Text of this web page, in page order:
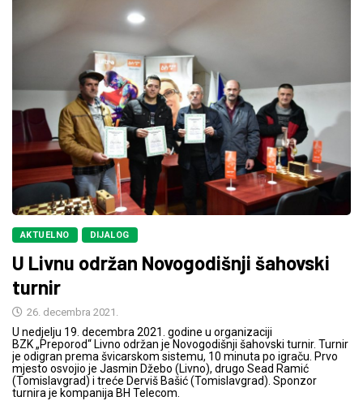
AKTUELNO DIJALOG
U Livnu održan Novogodišnji šahovski
turnir
26. decembra 2021.
U nedjelju 19. decembra 2021. godine u organizaciji
BZK „Preporod“ Livno održan je Novogodišnji šahovski turnir. Turnir
je odigran prema švicarskom sistemu, 10 minuta po igraču. Prvo
mjesto osvojio je Jasmin Džebo (Livno), drugo Sead Ramić
(Tomislavgrad) i treće Derviš Bašić (Tomislavgrad). Sponzor
turnira je kompanija BH Telecom.